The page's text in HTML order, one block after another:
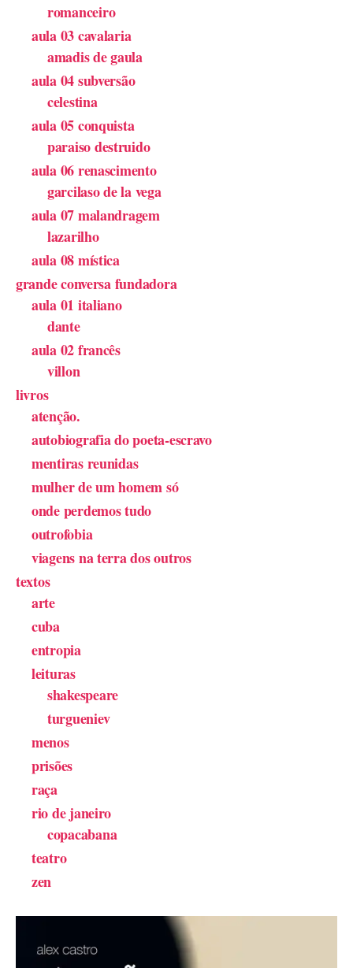
romanceiro
aula 03 cavalaria
amadis de gaula
aula 04 subversão
celestina
aula 05 conquista
paraiso destruido
aula 06 renascimento
garcilaso de la vega
aula 07 malandragem
lazarilho
aula 08 mística
grande conversa fundadora
aula 01 italiano
dante
aula 02 francês
villon
livros
atenção.
autobiografia do poeta-escravo
mentiras reunidas
mulher de um homem só
onde perdemos tudo
outrofobia
viagens na terra dos outros
textos
arte
cuba
entropia
leituras
shakespeare
turgueniev
menos
prisões
raça
rio de janeiro
copacabana
teatro
zen